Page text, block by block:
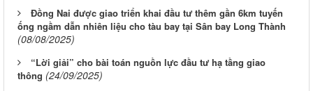
Đồng Nai được giao triển khai đầu tư thêm gần 6km tuyến
ống ngầm dẫn nhiên liệu cho tàu bay tại Sân bay Long Thành
(08/08/2025)
“Lời giải” cho bài toán nguồn lực đầu tư hạ tầng giao
thông (24/09/2025)